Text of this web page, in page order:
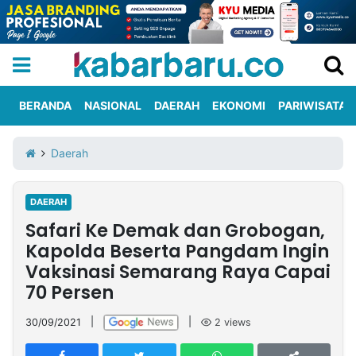
Iklan
Berita
Kami
Nasional
International
Olahraga
Entertainment
Daerah
Pariwisata
Kuliner
Kolom
Network
PT
TREETAN
BERANDA NASIONAL DAERAH EKONOMI PARIWISATA
Daerah
DAERAH
Safari Ke Demak dan Grobogan,
Kapolda Beserta Pangdam Ingin
Vaksinasi Semarang Raya Capai
70 Persen
30/09/2021 2 views